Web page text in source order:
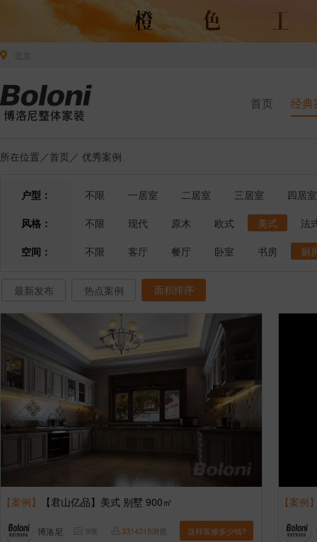
首页 经典
所在位置／首页 ／ 优秀案例
户型： 不限 一居室 二居室 三居室
四居室
风格：
不限 现代 原木 欧式 美式
法
空间：
不限 客厅 餐厅 卧室 书房 厨
最新发布 热点案例 面积排序
【案例】 【君山亿品】美式 别墅 900㎡
博洛尼 9张 3314315浏览 这样装修多少钱?
【案例